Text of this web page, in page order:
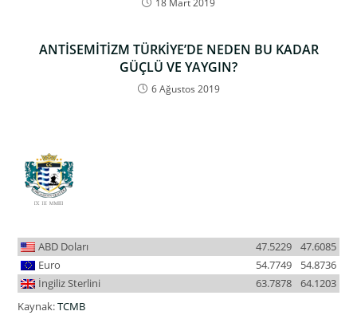
ANTİSEMİTİZM TÜRKİYE’DE NEDEN BU KADAR
GÜÇLÜ VE YAYGIN?
6 Ağustos 2019
ABD Doları 47.6085
47.5229
Euro
54.8736
54.7749
İngiliz Sterlini
64.1203
63.7878
Kaynak:TCMB